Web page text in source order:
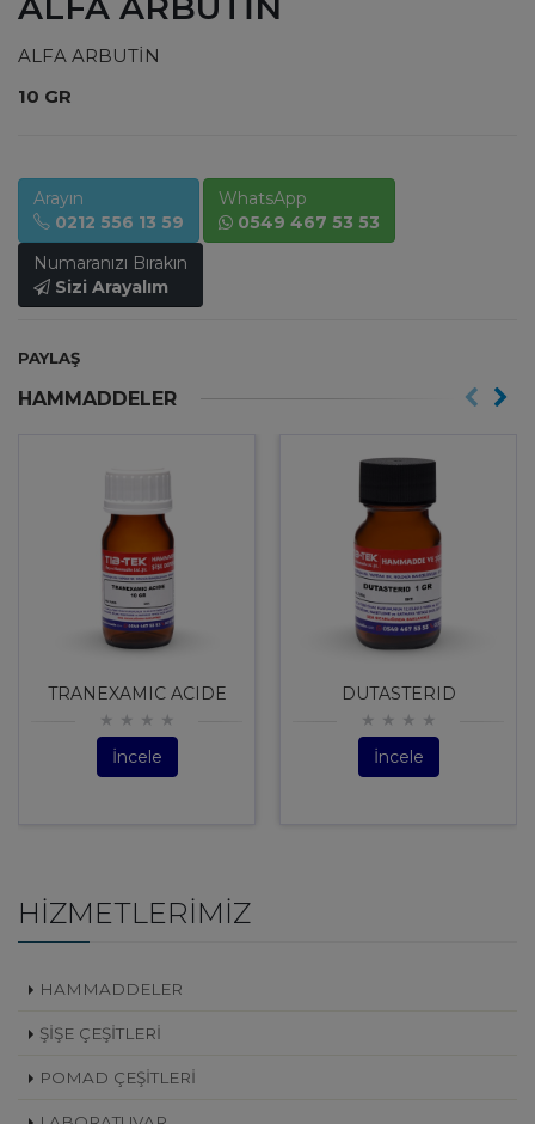
ALFA ARBUTİN
10 GR
Arayın
0212 556 13 59
WhatsApp
0549 467 53 53
Numaranızı Bırakın
Sizi Arayalım
PAYLAŞ
HAMMADDELER
TRANEXAMIC ACIDE
İncele
DUTASTERID
İncele
HIZMETLERIMIZ
HAMMADDELER
ŞİŞE ÇEŞİTLERİ
POMAD ÇEŞİTLERİ